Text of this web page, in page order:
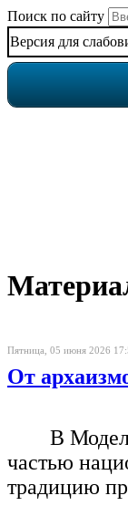
Поиск по сайту
Версия для
Пятница, 05 июня 2026
От
В
частью
традицию